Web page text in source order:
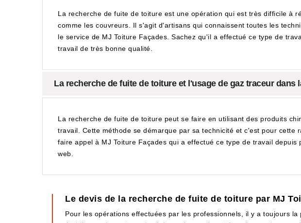
La recherche de fuite de toiture est une opération qui est très difficile à
comme les couvreurs. Il s'agit d'artisans qui connaissent toutes les
le service de MJ Toiture Façades. Sachez qu'il a effectué ce type de
travail de très bonne qualité.
La recherche de fuite de toiture et l'usage de gaz traceur dans
La recherche de fuite de toiture peut se faire en utilisant des produits
travail. Cette méthode se démarque par sa technicité et c'est pour
faire appel à MJ Toiture Façades qui a effectué ce type de travail
web.
Le devis de la recherche de fuite de toiture par MJ
Pour les opérations effectuées par les professionnels, il y a toujours